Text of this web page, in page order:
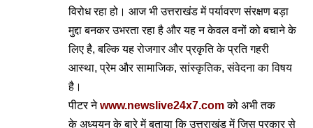
विरोध रहा हो। आज भी उत्तराखंड में पर्यावरण संरक्षण बड़ा
मुद्दा बनकर उभरता रहा है और यह न केवल वनों को बचाने के
लिए है, बल्कि यह रोजगार और प्रकृति के प्रति गहरी
आस्था, प्रेम और सामाजिक, सांस्कृतिक, संवेदना का विषय
है।
पीटर नेwww.newslive24x7.com को अभी तक
के अध्ययन के बारे में बताया कि उत्तराखंड में जिस प्रकार से